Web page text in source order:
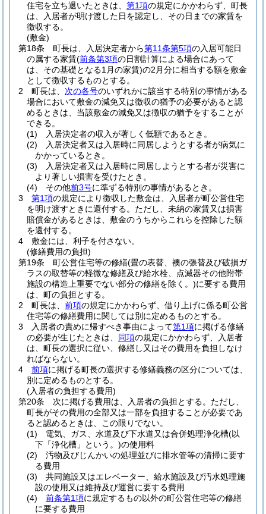
住宅を立ち退いたときは、 第1項の規定にかかわらず、町長
は、入居者が明け渡した日を認定し、その日までの家賃を
徴収する。
(敷金)
第18条
町長は、入居決定者から第11条第5項の入居可能日
の属する家賃(前条第3項の日割計算による場合にあって
は、その基礎となる1月の家賃)の2月分に相当する額を敷金
として徴収するものとする。
2
町長は、 次の各号のいずれかに該当する特別の事情がある
場合において敷金の減免又は徴収の猶予の必要があると認
めるときは、当該敷金の減免又は徴収の猶予をすることが
できる。
(1)
入居決定者の収入が著しく低額であるとき。
(2)
入居決定者又は入居時に同居しようとする者が病気に
かかっているとき。
(3)
入居決定者又は入居時に同居しようとする者が災害に
より著しい損害を受けたとき。
(4)
その他前3号に準ずる特別の事情があるとき。
3
第1項の規定により徴収した敷金は、入居者が町公営住宅
を明け渡すときに還付する。 ただし、未納の家賃又は損害
賠償金があるときは、敷金のうちからこれらを控除した額
を還付する。
4
敷金には、利子を付さない。
(修繕費用の負担)
第19条
町公営住宅等の修繕(畳の表替、襖の張替及び破損ガ
ラスの取替等の軽微な修繕及び給水栓、点滅器その他附帯
施設の構造上重要でない部分の修繕を除く。)に要する費用
は、町の負担とする。
2
町長は、 前項の規定にかかわらず、借り上げに係る町公営
住宅等の修繕費用に関しては別に定めるものとする。
3
入居者の責めに帰すべき事由によって第1項に掲げる修繕
の必要が生じたときは、 同項の規定にかかわらず、入居者
は、町長の選択に従い、修繕し又はその費用を負担しなけ
ればならない。
4
前項に掲げる町長の選択する修繕義務の区分については、
別に定めるものとする。
(入居者の負担する費用)
第20条
次に掲げる費用は、入居者の負担とする。 ただし、
町長がその費用の全部又は一部を負担することが必要であ
ると認めるときは、この限りでない。
(1)
電気、ガス、水道及び下水道又は合併処理浄化槽(以
下「浄化槽」という。)の使用料
(2)
汚物及びじんかいの処理並びに排水管等の清掃に要す
る費用
(3)
共同施設又はエレベーター、給水施設及び汚水処理施
設の使用又は維持及び運営に要する費用
(4)
前条第1項に規定するもの以外の町公営住宅等の修繕
に要する費用